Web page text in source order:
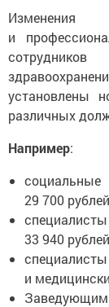
и
установлены
различных
Например:
29 700
33 940
и